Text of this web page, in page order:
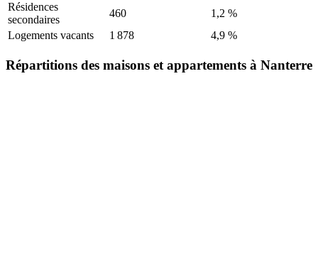
Résidences
secondaires
460
1,2 %
Logements vacants
1 878 4,9 %
Répartitions des maisons et appartements à Nanterre